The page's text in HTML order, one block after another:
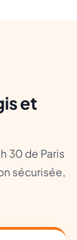
et
30 de Paris
sécurisée,